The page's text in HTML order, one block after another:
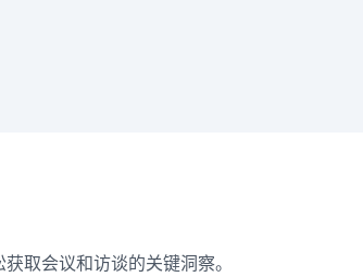
取会议和访谈的关键洞察。